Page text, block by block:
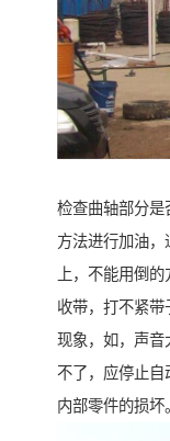
检查曲轴部分是
方法进行加油
上，不能用倒
收带，打不紧
现象，如，声音
不了，应停止自
内部零件的损坏。